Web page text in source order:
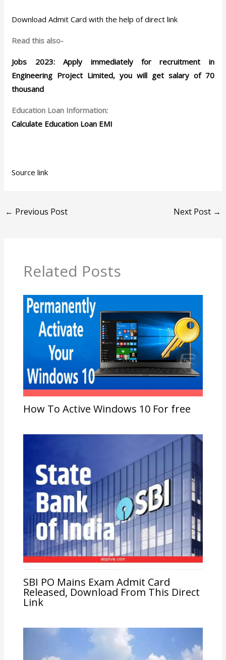
Download Admit Card with the help of direct link
Read this also-
Jobs 2023: Apply immediately for recruitment in
Engineering Project Limited, you will get salary of 70
thousand
Education Loan Information:
Calculate Education Loan EMI
Source link
← Previous Post Next Post →
Related Posts
How To Active Windows 10 For free
SBI PO Mains Exam Admit Card
Released, Download From This Direct
Link